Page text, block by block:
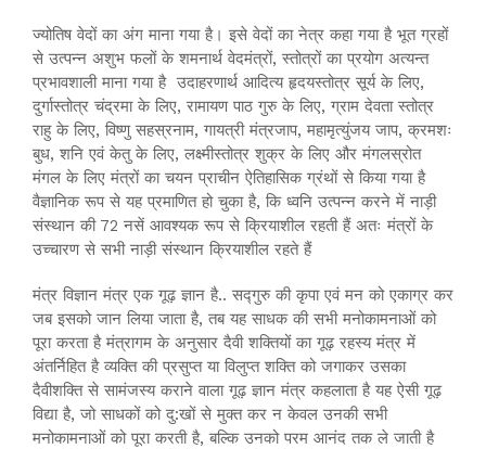
ज्योतिष वेदों का अंग माना गया है। इसे वेदों का नेत्र कहा गया है भूत ग्रहों
से उत्पन्न अशुभ फलों के शमनार्थ वेदमंत्रों, स्तोत्रों का प्रयोग अत्यन्त
प्रभावशाली माना गया है उदाहरणार्थ आदित्य हृदयस्तोत्र सूर्य के लिए,
दुर्गास्तोत्र चंद्रमा के लिए, रामायण पाठ गुरु के लिए, ग्राम देवता स्तोत्र
राहु के लिए, विष्णु सहस्रनाम, गायत्री मंत्रजाप, महामृत्युंजय जाप, क्रमशः
बुध, शनि एवं केतु के लिए, लक्ष्मीस्तोत्र शुक्र के लिए और मंगलस्रोत
मंगल के लिए मंत्रों का चयन प्राचीन ऐतिहासिक ग्रंथों से किया गया है
वैज्ञानिक रूप से यह प्रमाणित हो चुका है, कि ध्वनि उत्पन्न करने में नाड़ी
संस्थान की 72 नसें आवश्यक रूप से क्रियाशील रहती हैं अतः मंत्रों के
उच्चारण से सभी नाड़ी संस्थान क्रियाशील रहते हैं
मंत्र विज्ञान मंत्र एक गूढ़ ज्ञान है.. सद्गुरु की कृपा एवं मन को एकाग्र कर
जब इसको जान लिया जाता है, तब यह साधक की सभी मनोकामनाओं को
पूरा करता है मंत्रागम के अनुसार दैवी शक्तियों का गूढ़ रहस्य मंत्र में
अंतर्निहित है व्यक्ति की प्रसुप्त या विलुप्त शक्ति को जगाकर उसका
दैवीशक्ति से सामंजस्य कराने वाला गूढ़ ज्ञान मंत्र कहलाता है यह ऐसी गूढ़
विद्या है, जो साधकों को दु:खों से मुक्त कर न केवल उनकी सभी
मनोकामनाओं को पूरा करती है, बल्कि उनको परम आनंद तक ले जाती है